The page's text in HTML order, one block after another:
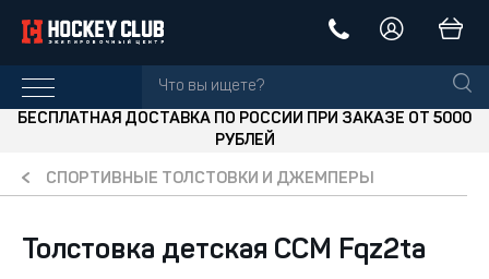
БЕСПЛАТНАЯ ДОСТАВКА ПО РОССИИ ПРИ ЗАКАЗЕ ОТ 5000
РУБЛЕЙ
СПОРТИВНЫЕ ТОЛСТОВКИ И ДЖЕМПЕРЫ
Толстовка детская CCM Fqz2ta